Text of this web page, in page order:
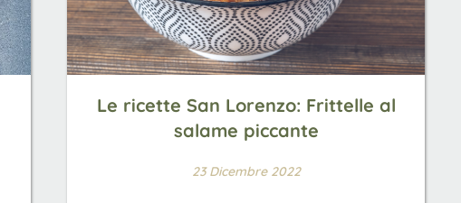
Le ricette San Lorenzo: Frittelle al
salame piccante
23 Dicembre 2022